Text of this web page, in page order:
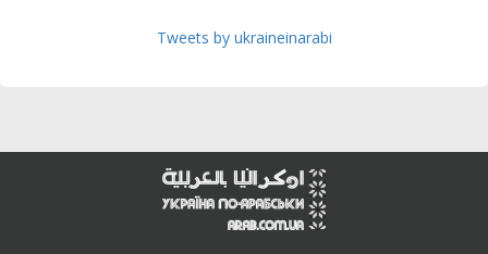
Tweets by ukraineinarabi